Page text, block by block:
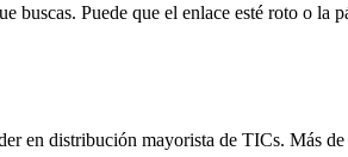
buscas. Puede que el enlace esté roto o la
en distribución mayorista de TICs. Más de